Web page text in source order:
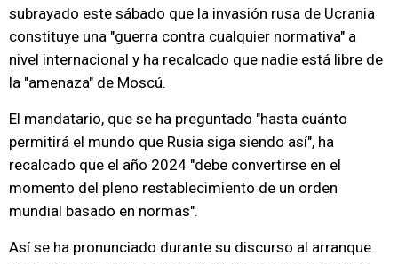
subrayado este sábado que la invasión rusa de Ucrania
constituye una "guerra contra cualquier normativa" a
nivel internacional y ha recalcado que nadie está libre de
la "amenaza" de Moscú.
El mandatario, que se ha preguntado "hasta cuánto
permitirá el mundo que Rusia siga siendo así", ha
recalcado que el año 2024 "debe convertirse en el
momento del pleno restablecimiento de un orden
mundial basado en normas".
Así se ha pronunciado durante su discurso al arranque